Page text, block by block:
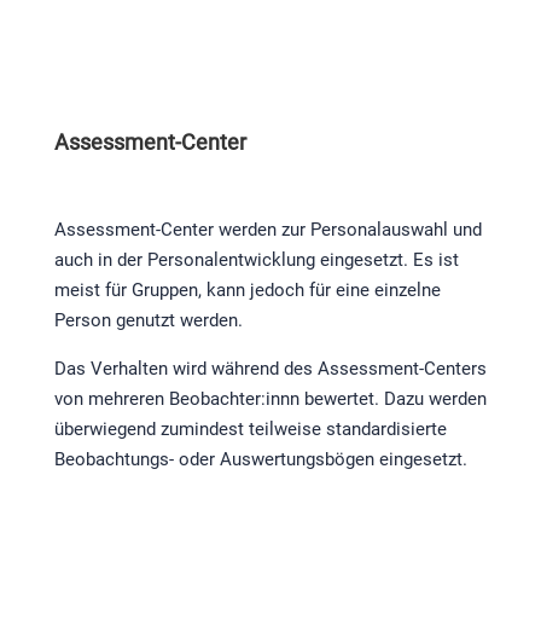
Assessment-Center
Assessment-Center werden zur Personalauswahl und
auch in der Personalentwicklung eingesetzt. Es ist
meist für Gruppen, kann jedoch für eine einzelne
Person genutzt werden.
Das Verhalten wird während des Assessment-Centers
von mehreren Beobachter:innn bewertet. Dazu werden
überwiegend zumindest teilweise standardisierte
Beobachtungs- oder Auswertungsbögen eingesetzt.